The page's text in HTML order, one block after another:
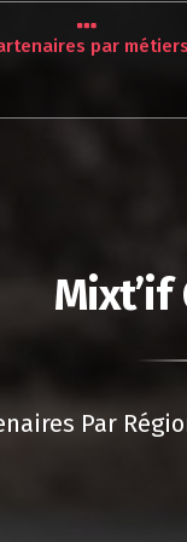
par métiers
Par